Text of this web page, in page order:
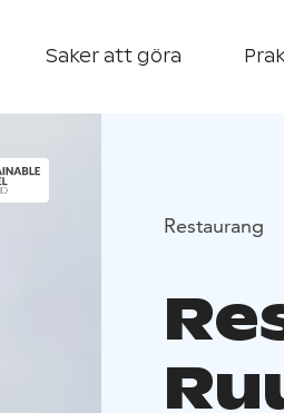
Saker att göra
Restaurang